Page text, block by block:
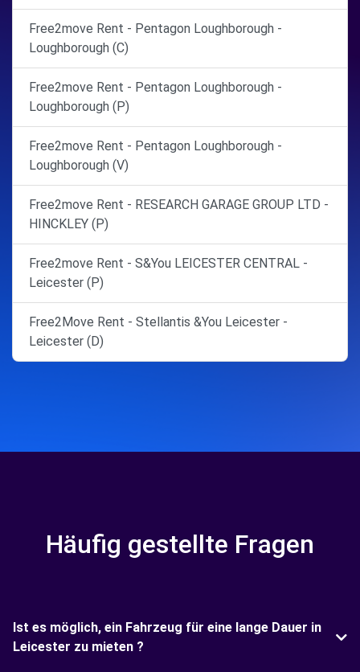
Free2move Rent - Pentagon Loughborough -
Loughborough (C)
Free2move Rent - Pentagon Loughborough -
Loughborough (P)
Free2move Rent - Pentagon Loughborough -
Loughborough (V)
Free2move Rent - RESEARCH GARAGE GROUP LTD -
HINCKLEY (P)
Free2move Rent - S&You LEICESTER CENTRAL -
Leicester (P)
Free2Move Rent - Stellantis &You Leicester -
Leicester (D)
Häufig gestellte Fragen
Ist es möglich, ein Fahrzeug für eine lange Dauer in
Leicester zu mieten ?